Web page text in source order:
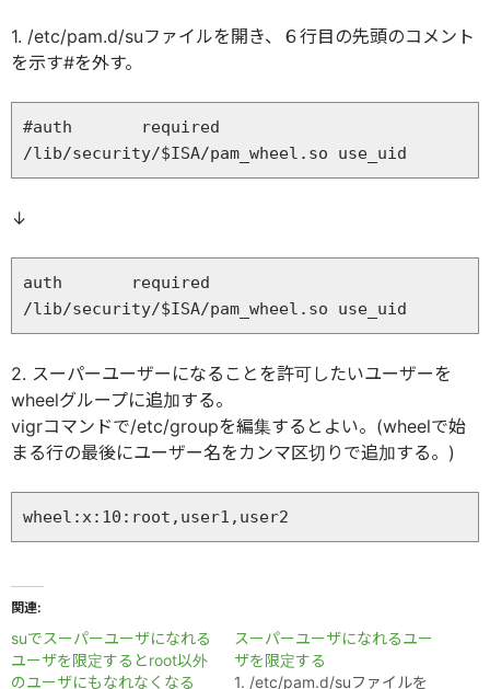
1. /etc/pam.d/suファイルを開き、６行目の先頭のコメント
を示す#を外す。
#auth       required
↓
auth       required
2. スーパーユーザーになることを許可したいユーザーを
wheelグループに追加する。
vigrコマンドで/etc/groupを編集するとよい。(wheelで始
まる行の最後にユーザー名をカンマ区切りで追加する。)
関連
suでスーパーユーザになれる
ユーザを限定するとroot以外
のユーザにもなれなくなる
スーパーユーザになれるユー
ザを限定する
1. /etc/pam.d/suファイルを